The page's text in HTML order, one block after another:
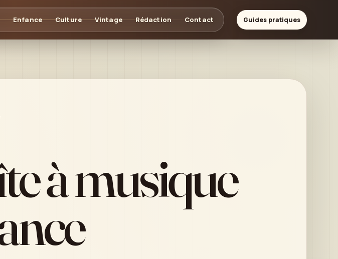
Enfance Culture Vintage Rédaction Contact Guides pratiques
à musique